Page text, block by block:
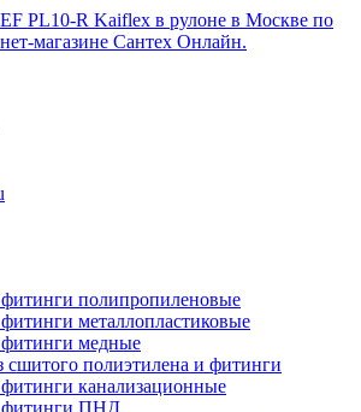
полипропиленовые
металлопластиковые
медные
сшитого полиэтилена и фитинги
канализационные
фитинги ПНД